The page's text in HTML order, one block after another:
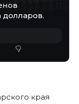
долларов.
края